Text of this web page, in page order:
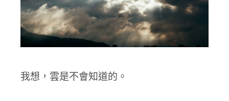
我想，雲是不會知道的。